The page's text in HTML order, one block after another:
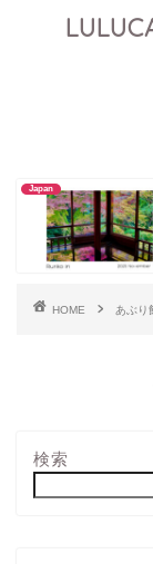
Japan
HOME あぶり
検索